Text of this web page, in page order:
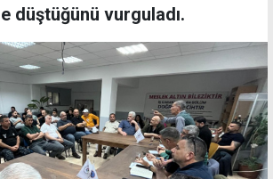
düştüğünü vurguladı.